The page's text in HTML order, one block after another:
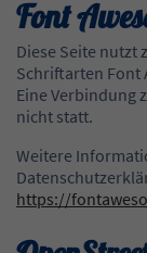
Font
Diese Seite nutzt
Schriftarten Font
Eine Verbindung
nicht statt.
Weitere
https://